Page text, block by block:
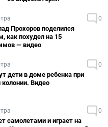
0
Прохоров поделился
как похудел на 15
— видео
0
дети в доме ребенка при
Видео
0
самолетами и играет на